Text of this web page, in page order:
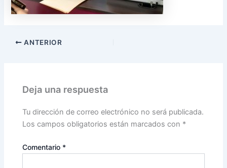
ANTERIOR
Deja una respuesta
Tu dirección de correo electrónico no será publicada.
Los campos obligatorios están marcados con *
Comentario *